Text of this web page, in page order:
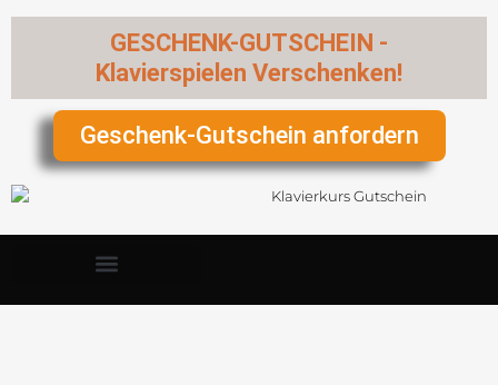
GESCHENK-GUTSCHEIN -
Klavierspielen Verschenken!
Geschenk-Gutschein anfordern